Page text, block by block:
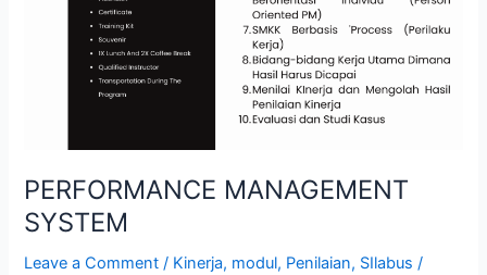
PERFORMANCE MANAGEMENT
SYSTEM
Leave a Comment / Kinerja, modul, Penilaian, SIlabus /